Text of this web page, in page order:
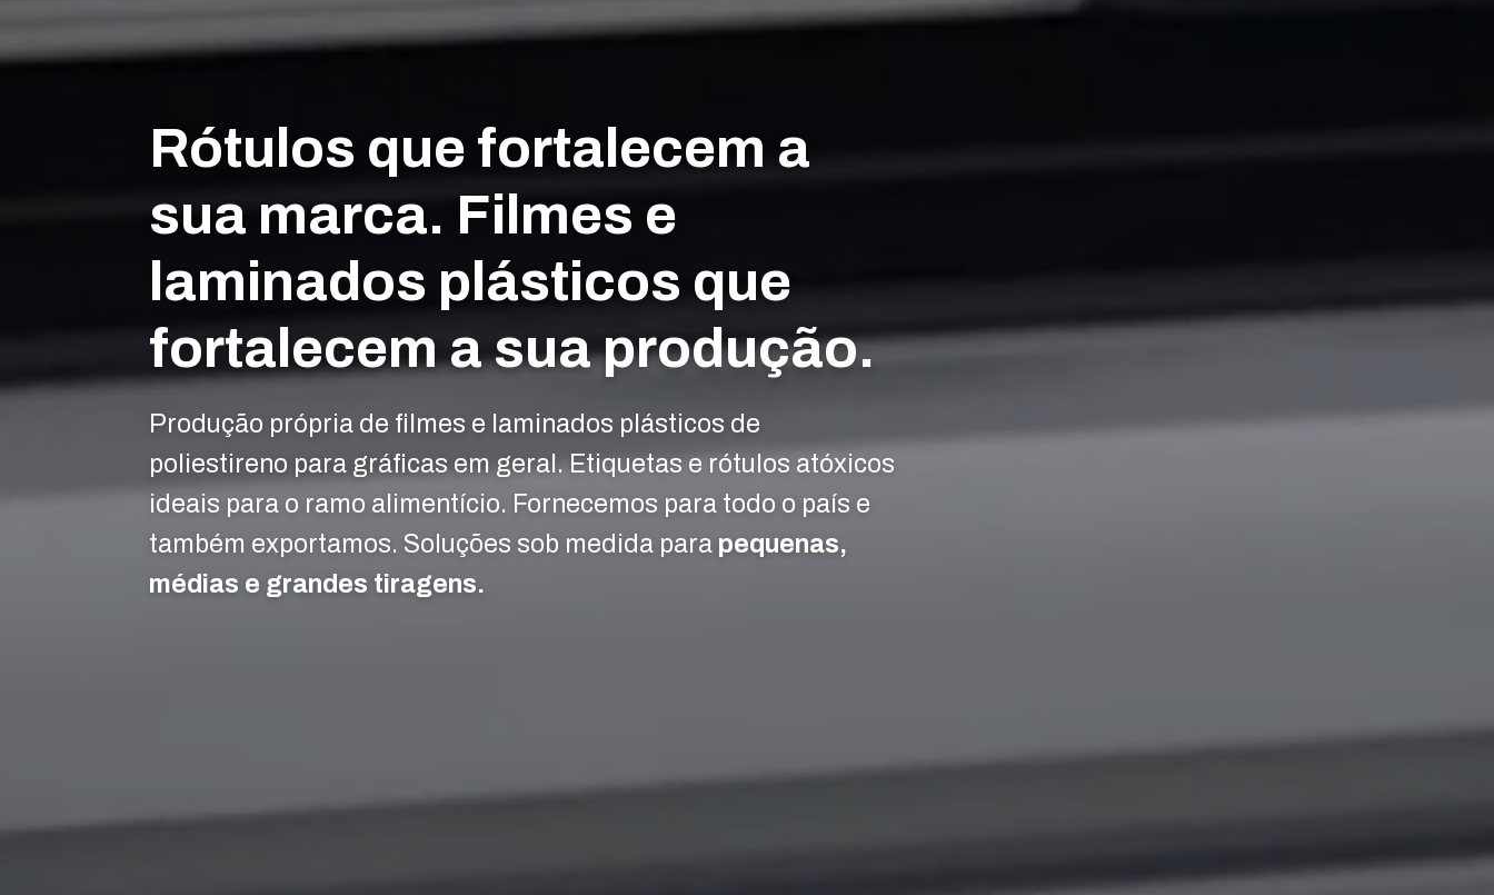
Rótulos que fortalecem a
sua marca. Filmes e
laminados plásticos que
fortalecem a sua produção.
Produção própria de filmes e laminados plásticos de
poliestireno para gráficas em geral. Etiquetas e rótulos atóxicos
ideais para o ramo alimentício. Fornecemos para todo o país e
também exportamos. Soluções sob medida para pequenas,
médias e grandes tiragens.